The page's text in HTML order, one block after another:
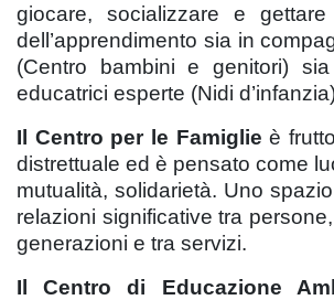
giocare, socializzare e
dell’apprendimento sia in
(Centro bambini e genitori)
educatrici esperte (Nidi
Il Centro per le Famiglieè
distrettuale ed è pensato come
mutualità, solidarietà. Uno
relazioni significative tra
generazioni e tra servizi.
Il Centro di Educazione